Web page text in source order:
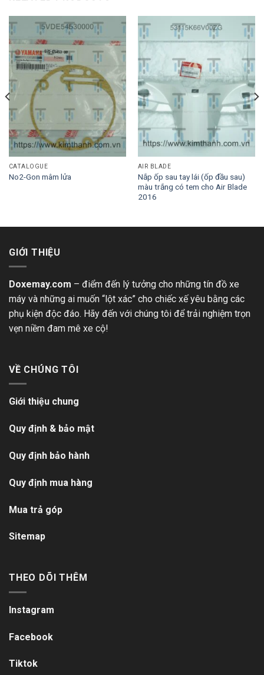
CATALOGUE
No2-Gon mâm lửa
AIR BLADE
Nắp ốp sau tay lái (ốp đầu sau)
màu trắng có tem cho Air Blade
2016
GIỚI THIỆU
Doxemay.com – điểm đến lý tưởng cho những tín đồ xe
máy và những ai muốn “lột xác” cho chiếc xế yêu bằng các
phụ kiện độc đáo. Hãy đến với chúng tôi để trải nghiệm trọn
vẹn niềm đam mê xe cộ!
VỀ CHÚNG TÔI
Giới thiệu chung
Quy định & bảo mật
Quy định bảo hành
Quy định mua hàng
Mua trả góp
Sitemap
THEO DÕI THÊM
Instagram
Facebook
Tiktok